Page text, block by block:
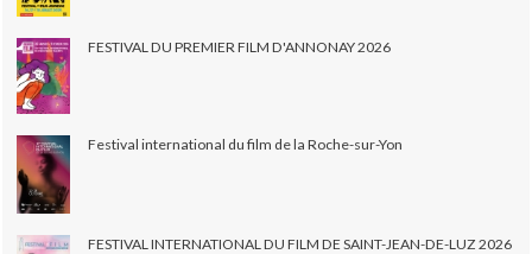
FESTIVAL DU PREMIER FILM D'ANNONAY 2026
Festival international du film de la Roche-sur-Yon
FESTIVAL INTERNATIONAL DU FILM DE SAINT-JEAN-DE-LUZ 2026